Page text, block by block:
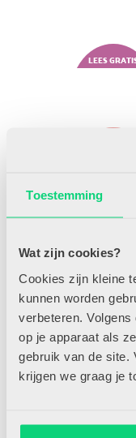
Toestemming
Wat zijn cookies?
Cookies zijn kleine
kunnen worden
verbeteren.
op je apparaat als
gebruik van de site.
krijgen we graag je